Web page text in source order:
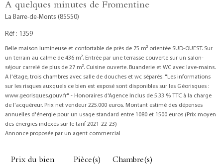
A quelques minutes de Fromentine
La Barre-de-Monts (85550)
Réf : 1359
Belle maison lumineuse et confortable de près de 75 m² orientée SUD-OUEST. Sur
un terrain au calme de 436 m². Entrée par une terrasse couverte sur un salon-
séjour carrelé de plus de 27 m². Cuisine ouverte. Buanderie et WC avec lave-mains.
A l'étage, trois chambres avec salle de douches et wc séparés. "Les informations
sur les risques auxquels ce bien est exposé sont disponibles sur les Géorisques :
www.georisques.gouv.fr" - Honoraires d'Agence Inclus de 5.33 % TTC à la charge
de l'acquéreur. Prix net vendeur 225.000 euros. Montant estimé des dépenses
annuelles d'énergie pour un usage standard entre 1080 et 1500 euros (Prix moyen
des énergies indexés sur le tarif 2021-22-23)
Annonce proposée par un agent commercial
Prix du bien Pièce(s) Chambre(s)